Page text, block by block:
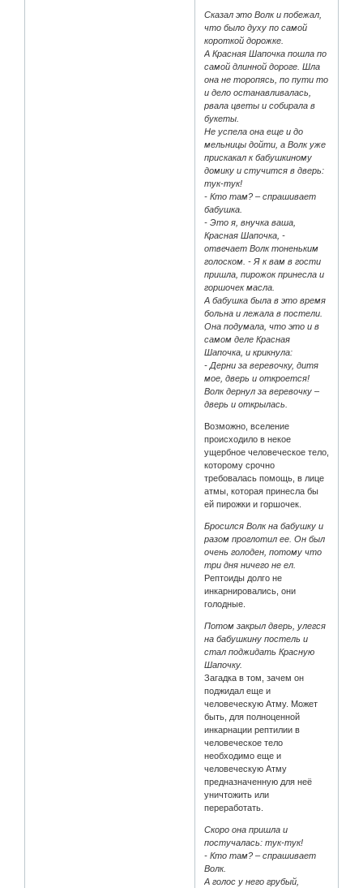
Сказал это Волк и побежал,
что было духу по самой
короткой дорожке.
А Красная Шапочка пошла по
самой длинной дороге. Шла
она не торопясь, по пути то
и дело останавливалась,
рвала цветы и собирала в
букеты.
Не успела она еще и до
мельницы дойти, а Волк уже
прискакал к бабушкиному
домику и стучится в дверь:
тук-тук!
- Кто там? – спрашивает
бабушка.
- Это я, внучка ваша,
Красная Шапочка, -
отвечает Волк тоненьким
голоском. - Я к вам в гости
пришла, пирожок принесла и
горшочек масла.
А бабушка была в это время
больна и лежала в постели.
Она подумала, что это и в
самом деле Красная
Шапочка, и крикнула:
- Дерни за веревочку, дитя
мое, дверь и откроется!
Волк дернул за веревочку –
дверь и открылась.
Возможно, вселение
происходило в некое
ущербное человеческое тело,
которому срочно
требовалась помощь, в лице
атмы, которая принесла бы
ей пирожки и горшочек.
Бросился Волк на бабушку и
разом проглотил ее. Он был
очень голоден, потому что
три дня ничего не ел.
Рептоиды долго не
инкарнировались, они
голодные.
Потом закрыл дверь, улегся
на бабушкину постель и
стал поджидать Красную
Шапочку.
Загадка в том, зачем он
поджидал еще и
человеческую Атму. Может
быть, для полноценной
инкарнации рептилии в
человеческое тело
необходимо еще и
человеческую Атму
предназначенную для неё
уничтожить или
переработать.
Скоро она пришла и
постучалась: тук-тук!
- Кто там? – спрашивает
Волк.
А голос у него грубый,